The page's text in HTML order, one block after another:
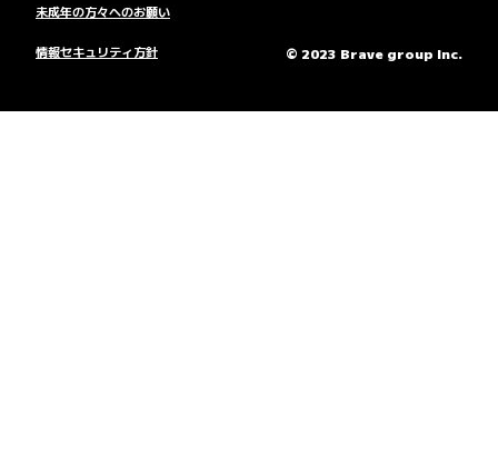
© 2023 Brave group Inc.
未成年の方々へのお願い
情報セキュリティ方針